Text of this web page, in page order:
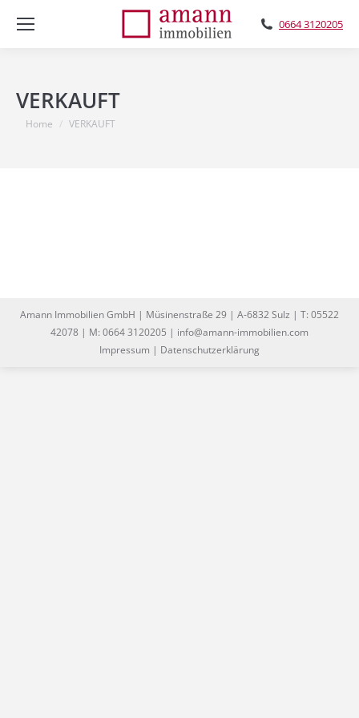
0664 3120205
VERKAUFT
You are here:
Home VERKAUFT
Amann Immobilien GmbH | Müsinenstraße 29 | A-6832 Sulz | T: 05522
42078 | M: 0664 3120205 | info@amann-immobilien.com
Impressum | Datenschutzerklärung